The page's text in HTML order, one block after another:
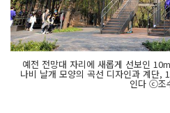
예전 전망대 자리에 새롭게 선보인
나비 날개 모양의 곡선 디자인과 계단,
인다 ⓒ조